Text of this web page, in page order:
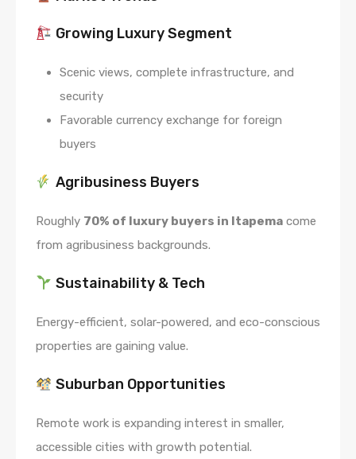
Growing Luxury Segment
Scenic views, complete infrastructure, and
security
Favorable currency exchange for foreign
buyers
Agribusiness Buyers
Roughly 70% of luxury buyers in Itapema come
from agribusiness backgrounds.
Sustainability & Tech
Energy-efficient, solar-powered, and eco-conscious
properties are gaining value.
Suburban Opportunities
Remote work is expanding interest in smaller,
accessible cities with growth potential.